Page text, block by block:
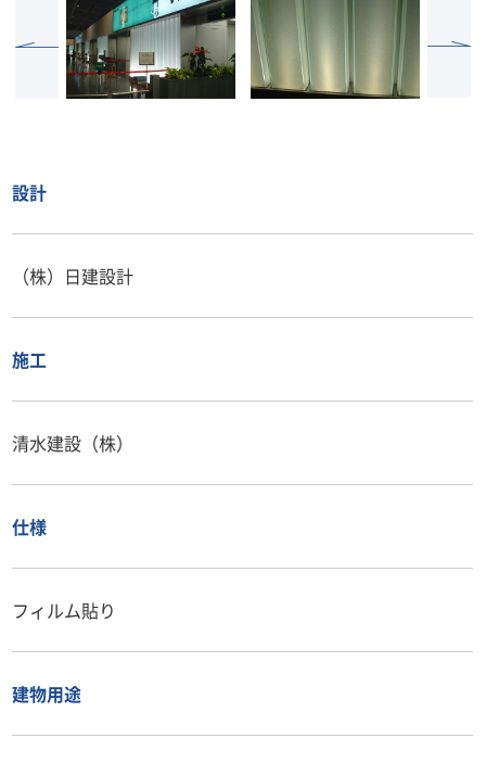
設計
（株）日建設計
施工
清水建設（株）
仕様
フィルム貼り
建物用途